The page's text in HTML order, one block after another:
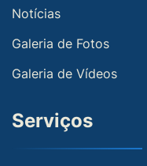
Notícias
Galeria de Fotos
Galeria de Vídeos
Serviços